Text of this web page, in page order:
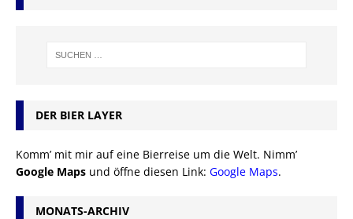
DER BIER LAYER
Komm’ mit mir auf eine Bierreise um die Welt. Nimm’
Google Maps und öffne diesen Link: Google Maps.
MONATS-ARCHIV